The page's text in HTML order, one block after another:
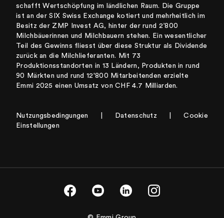
schafft Wertschöpfung im ländlichen Raum. Die Gruppe
ist an der SIX Swiss Exchange kotiert und mehrheitlich im
Besitz der ZMP Invest AG, hinter der rund 2’800
Milchbäuerinnen und Milchbauern stehen. Ein wesentlicher
Teil des Gewinns fliesst über diese Struktur als Dividende
zurück an die Milchlieferanten. Mit 73
Produktionsstandorten in 13 Ländern, Produkten in rund
90 Märkten und rund 12'800 Mitarbeitenden erzielte
Emmi 2025 einen Umsatz von CHF 4.7 Milliarden.
Nutzungsbedingungen Datenschutz |Cookie
Einstellungen